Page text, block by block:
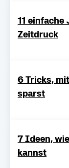
11 einfache
Zeitdruck
6 Tricks,
sparst
7 Ideen,
kannst